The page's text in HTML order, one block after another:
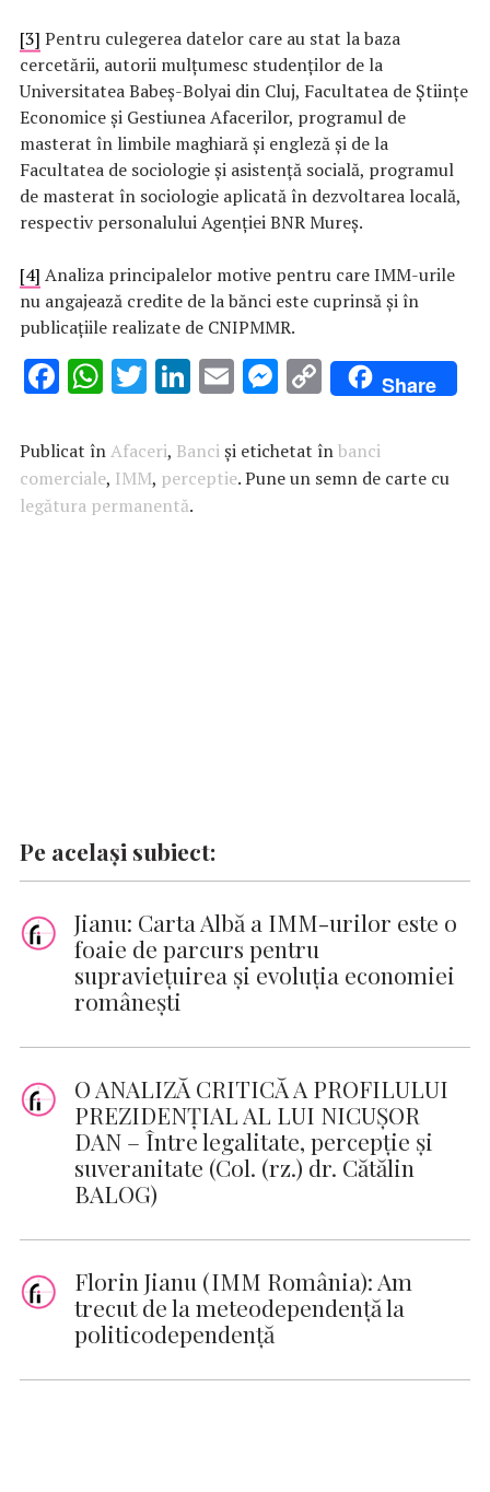
[3] Pentru culegerea datelor care au stat la baza
cercetării, autorii mulțumesc studenților de la
Universitatea Babeș-Bolyai din Cluj, Facultatea de Științe
Economice și Gestiunea Afacerilor, programul de
masterat în limbile maghiară și engleză și de la
Facultatea de sociologie și asistență socială, programul
de masterat în sociologie aplicată în dezvoltarea locală,
respectiv personalului Agenției BNR Mureș.
[4] Analiza principalelor motive pentru care IMM-urile
nu angajează credite de la bănci este cuprinsă și în
publicațiile realizate de CNIPMMR.
F
e
b
o
W
at
s
A
T
it
te
r
Li
k
e
dI
E
ai
l
M
se
n
C
o
p
y
Share
Publicat înAfaceri, Banciși etichetat înbanci
comerciale, IMM, perceptie. Pune un semn de carte cu
legătura permanentă.
Pe același subiect:
Jianu: Carta Albă a IMM-urilor este o
foaie de parcurs pentru
supravieţuirea şi evoluţia economiei
româneşti
O ANALIZĂ CRITICĂ A PROFILULUI
PREZIDENȚIAL AL LUI NICUȘOR
DAN – Între legalitate, percepție și
suveranitate (Col. (rz.) dr. Cătălin
BALOG)
Florin Jianu (IMM România): Am
trecut de la meteodependenţă la
politicodependenţă